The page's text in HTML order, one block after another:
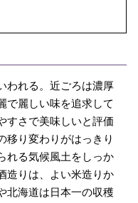
われる。近ごろは濃厚
で麗しい味を追求して
すさで美味しいと評価
移り変わりがはっきり
れる気候風土をしっか
造りは、よい米造りか
北海道は日本一の収穫